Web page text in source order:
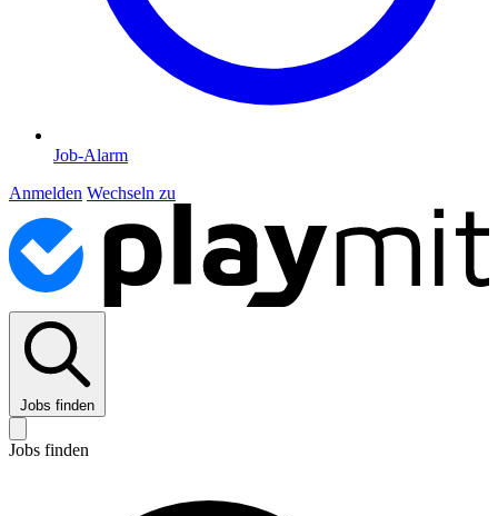
Job-Alarm
Anmelden Wechseln zu
Jobs finden
Jobs finden